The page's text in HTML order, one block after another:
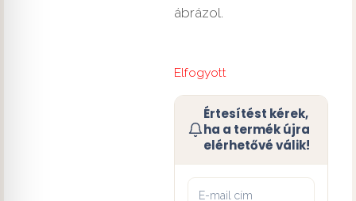
ábrázol.
Elfogyott
Értesítést kérek,
ha a termék újra
elérhetővé válik!